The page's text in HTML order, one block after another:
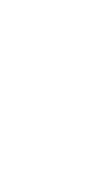
发连接与响应